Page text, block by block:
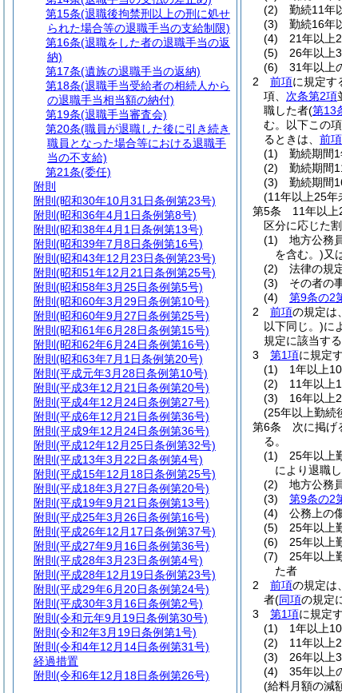
(2)
勤続11年
(3)
勤続16年
(4)
21年以上
(5)
26年以上
(6)
31年以上
2
前項に規定す
項、 次条第2項
職した者(第13
む。以下この
るときは、 前項
(1)
勤続期間
(2)
勤続期間
(3)
勤続期間
(11年以上25年
第5条
11年以
区分に応じた
(1)
地方公務
を含む。)又
(2)
法律の規
(3)
その者の
(4)
第9条の2
2
前項の規定は
以下同じ。)に
規定に該当す
3
第1項に規定
(1)
1年以上
(2)
11年以上
(3)
16年以上
(25年以上勤続
第6条
次に掲げ
る。
(1)
25年以上
により退職
(2)
地方公務
(3)
第9条の2
(4)
公務上の
(5)
25年以上
(6)
25年以上
(7)
25年以上
た者
2
前項の規定は
者(同項の規定
3
第1項に規定
(1)
1年以上
(2)
11年以上
(3)
26年以上
(4)
35年以上
(給料月額の減
第15条(退職後拘禁刑以上の刑に処せ
られた場合等の退職手当の支給制限)
第16条(退職をした者の退職手当の返
納)
第17条(遺族の退職手当の返納)
第18条(退職手当受給者の相続人から
の退職手当相当額の納付)
第19条(退職手当審査会)
第20条(職員が退職した後に引き続き
職員となった場合等における退職手
当の不支給)
第21条(委任)
附則
附則 (昭和30年10月31日条例第23号)
附則 (昭和36年4月1日条例第8号)
附則 (昭和38年4月1日条例第13号)
附則 (昭和39年7月8日条例第16号)
附則 (昭和43年12月23日条例第23号)
附則 (昭和51年12月21日条例第25号)
附則 (昭和58年3月25日条例第5号)
附則 (昭和60年3月29日条例第10号)
附則 (昭和60年9月27日条例第25号)
附則 (昭和61年6月28日条例第15号)
附則 (昭和62年6月24日条例第16号)
附則 (昭和63年7月1日条例第20号)
附則 (平成元年3月28日条例第10号)
附則 (平成3年12月21日条例第20号)
附則 (平成4年12月24日条例第27号)
附則 (平成6年12月21日条例第36号)
附則 (平成9年12月24日条例第36号)
附則 (平成12年12月25日条例第32号)
附則 (平成13年3月22日条例第4号)
附則 (平成15年12月18日条例第25号)
附則 (平成18年3月27日条例第20号)
附則 (平成19年9月21日条例第13号)
附則 (平成25年3月26日条例第16号)
附則 (平成26年12月17日条例第37号)
附則 (平成27年9月16日条例第36号)
附則 (平成28年3月23日条例第4号)
附則 (平成28年12月19日条例第23号)
附則 (平成29年6月20日条例第24号)
附則 (平成30年3月16日条例第2号)
附則 (令和元年9月19日条例第30号)
附則 (令和2年3月19日条例第1号)
附則 (令和4年12月14日条例第31号)
経過措置
附則 (令和6年12月18日条例第26号)